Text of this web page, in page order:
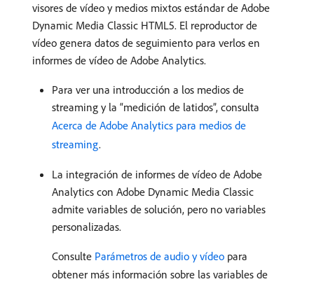
visores de vídeo y medios mixtos estándar de Adobe
Dynamic Media Classic HTML5. El reproductor de
vídeo genera datos de seguimiento para verlos en
informes de vídeo de Adobe Analytics.
Para ver una introducción a los medios de
streaming y la “medición de latidos”, consulta
Acerca de Adobe Analytics para medios de
streaming.
La integración de informes de vídeo de Adobe
Analytics con Adobe Dynamic Media Classic
admite variables de solución, pero no variables
personalizadas.
Consulte Parámetros de audio y vídeo para
obtener más información sobre las variables de